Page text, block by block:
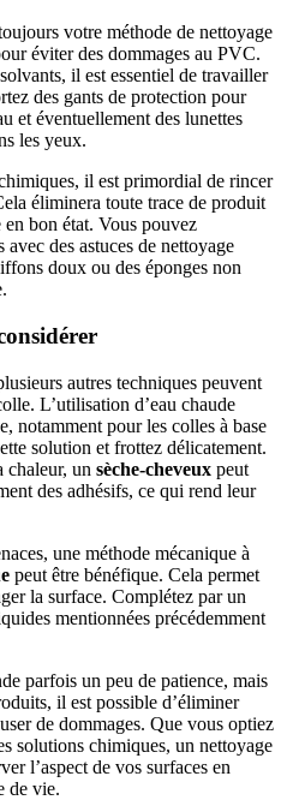
votre méthode de nettoyage
éviter des dommages au PVC.
il est essentiel de travailler
des gants de protection pour
et éventuellement des lunettes
les yeux.
il est primordial de rincer
éliminera toute trace de produit
bon état. Vous pouvez
des astuces de nettoyage
doux ou des éponges non
autres techniques peuvent
L’utilisation d’eau chaude
notamment pour les colles à base
solution et frottez délicatement.
chaleur, un sèche-cheveux peut
des adhésifs, ce qui rend leur
une méthode mécanique à
peut être bénéfique. Cela permet
la surface. Complétez par un
mentionnées précédemment
parfois un peu de patience, mais
il est possible d’éliminer
de dommages. Que vous optiez
solutions chimiques, un nettoyage
l’aspect de vos surfaces en
de vie.